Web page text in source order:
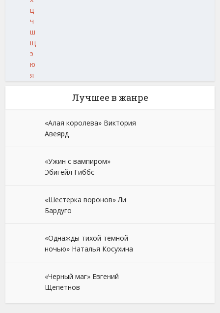
ц
ч
ш
щ
э
ю
я
Лучшее в жанре
«Алая королева» Виктория
Авеярд
«Ужин с вампиром»
Эбигейл Гиббс
«Шестерка воронов» Ли
Бардуго
«Однажды тихой темной
ночью» Наталья Косухина
«Черный маг» Евгений
Щепетнов